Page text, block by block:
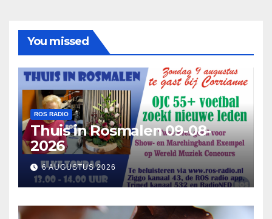
You missed
ROS RADIO
Thuis in Rosmalen 09-08-
2026
6 AUGUSTUS 2026